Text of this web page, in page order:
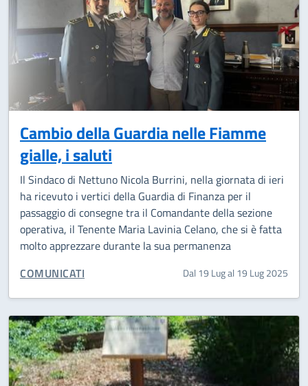
Cambio della Guardia nelle Fiamme
gialle, i saluti
Il Sindaco di Nettuno Nicola Burrini, nella giornata di ieri
ha ricevuto i vertici della Guardia di Finanza per il
passaggio di consegne tra il Comandante della sezione
operativa, il Tenente Maria Lavinia Celano, che si è fatta
molto apprezzare durante la sua permanenza
CATEGORIA CORRELATA:
COMUNICATI Dal 19 Lug al 19 Lug 2025